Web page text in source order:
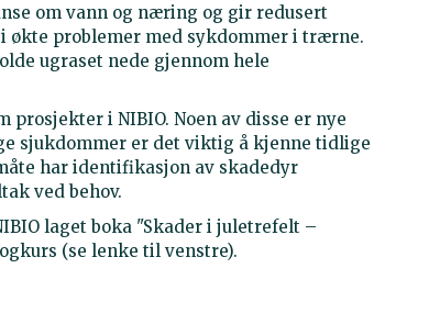
om vann og næring og gir redusert
økte problemer med sykdommer i trærne.
ugraset nede gjennom hele
i NIBIO. Noen av disse er nye
sjukdommer er det viktig å kjenne tidlige
har identifikasjon av skadedyr
ved behov.
laget boka "Skader i juletrefelt –
(se lenke til venstre).